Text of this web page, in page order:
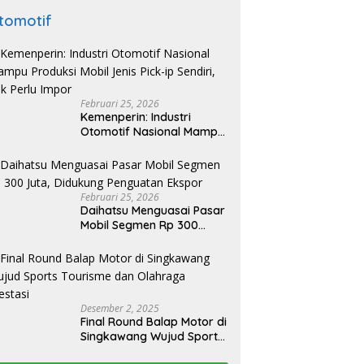
Februari 25, 2026
Kemenperin: Industri
Otomotif Nasional Mampu
ip Sendiri, Tak Perlu Impor
Februari 25, 2026
Daihatsu Menguasai Pasar
Mobil Segmen Rp 300
Ekspor
Desember 2, 2025
Final Round Balap Motor di
Singkawang Wujud Sports